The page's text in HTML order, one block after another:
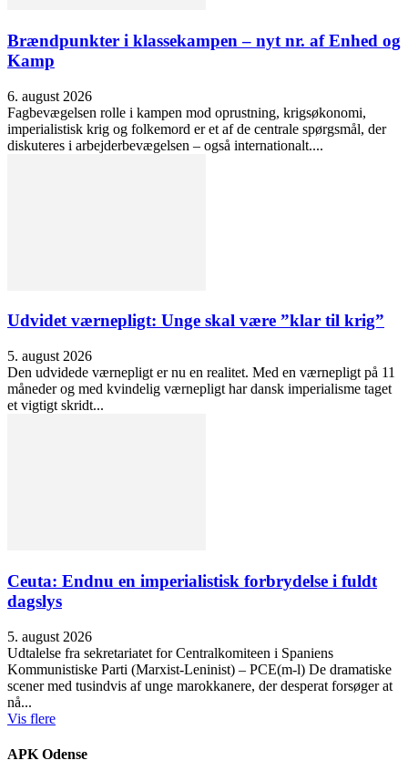
Brændpunkter i klassekampen – nyt nr. af Enhed og
Kamp
6. august 2026
Fagbevægelsen rolle i kampen mod oprustning, krigsøkonomi,
imperialistisk krig og folkemord er et af de centrale spørgsmål, der
diskuteres i arbejderbevægelsen – også internationalt....
Udvidet værnepligt: Unge skal være ”klar til krig”
5. august 2026
Den udvidede værnepligt er nu en realitet. Med en værnepligt på 11
måneder og med kvindelig værnepligt har dansk imperialisme taget
et vigtigt skridt...
Ceuta: Endnu en imperialistisk forbrydelse i fuldt
dagslys
5. august 2026
Udtalelse fra sekretariatet for Centralkomiteen i Spaniens
Kommunistiske Parti (Marxist-Leninist) – PCE(m-l) De dramatiske
scener med tusindvis af unge marokkanere, der desperat forsøger at
nå...
Vis flere
APK Odense